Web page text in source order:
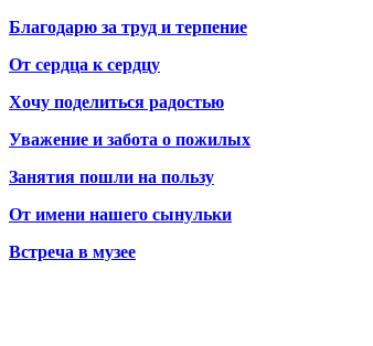
Благодарю за труд и терпение
От сердца к сердцу
Хочу поделиться радостью
Уважение и забота о пожилых
Занятия пошли на пользу
От имени нашего сынульки
Встреча в музее